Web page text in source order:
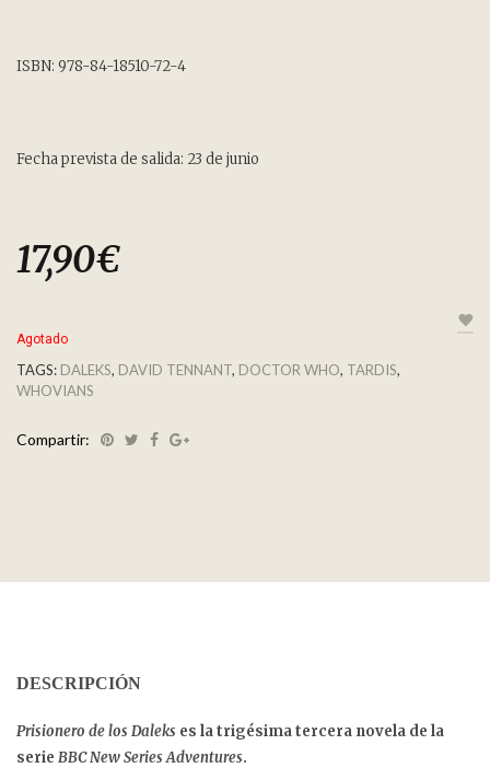
ISBN: 978-84-18510-72-4
Fecha prevista de salida: 23 de junio
17,90€
Agotado
TAGS: DALEKS, DAVID TENNANT, DOCTOR WHO, TARDIS,
WHOVIANS
Compartir:
DESCRIPCIÓN
Prisionero de los Daleks es la trigésima tercera novela de la
serie BBC New Series Adventures.